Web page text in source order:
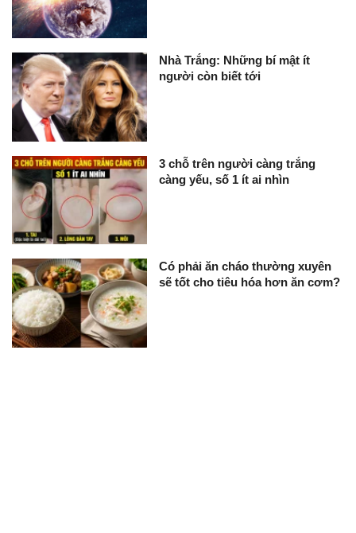
Nhà Trắng: Những bí mật ít
người còn biết tới
3 chỗ trên người càng trắng
càng yếu, số 1 ít ai nhìn
Có phải ăn cháo thường xuyên
sẽ tốt cho tiêu hóa hơn ăn cơm?